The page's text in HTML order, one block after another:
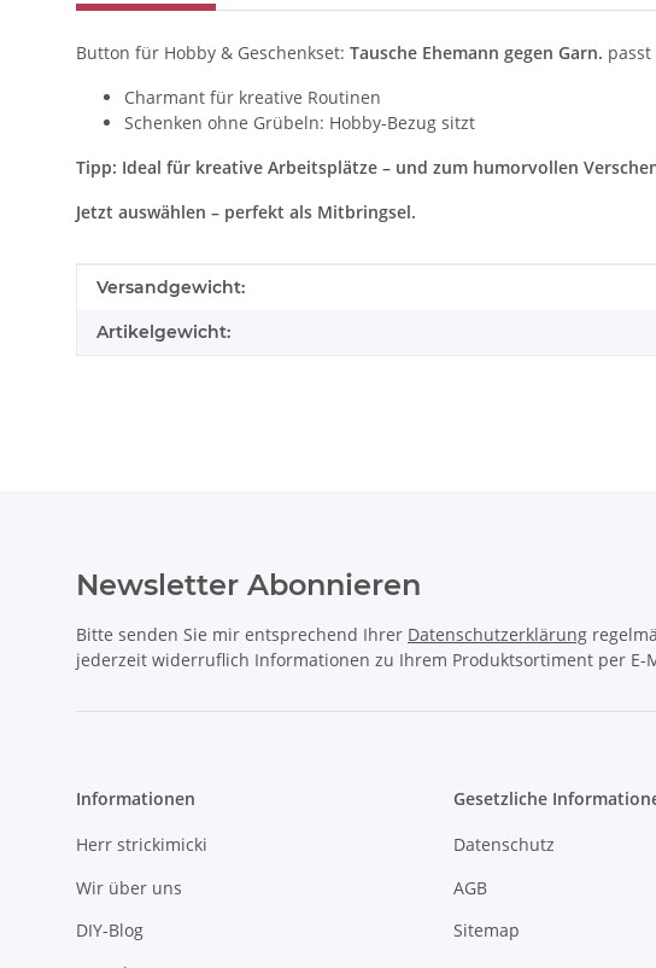
Button für Hobby & Geschenkset: Tausche Ehemann gegen Garn.
Charmant für kreative Routinen
Schenken ohne Grübeln: Hobby-Bezug sitzt
Tipp: Ideal für kreative Arbeitsplätze – und zum humorvollen
Jetzt auswählen – perfekt als Mitbringsel.
Produkteigenschaft
Wert
Versandgewicht:
Artikelgewicht:
Newsletter Abonnieren
Bitte senden Sie mir entsprechend Ihrer Datenschutzerklärung
jederzeit widerruflich Informationen zu Ihrem Produktsortiment per E-
Informationen
Herr strickimicki
Wir über uns
DIY-Blog
Gesetzliche
Datenschutz
AGB
Sitemap